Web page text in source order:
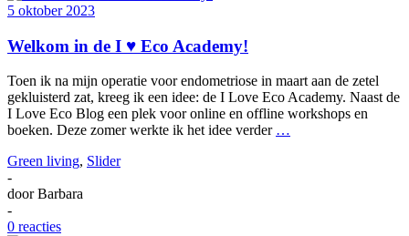
5 oktober 2023
Welkom in de I ♥ Eco Academy!
Toen ik na mijn operatie voor endometriose in maart aan de zetel
gekluisterd zat, kreeg ik een idee: de I Love Eco Academy. Naast de
I Love Eco Blog een plek voor online en offline workshops en
boeken. Deze zomer werkte ik het idee verder …
Green living, Slider
-
doorBarbara
-
0 reacties